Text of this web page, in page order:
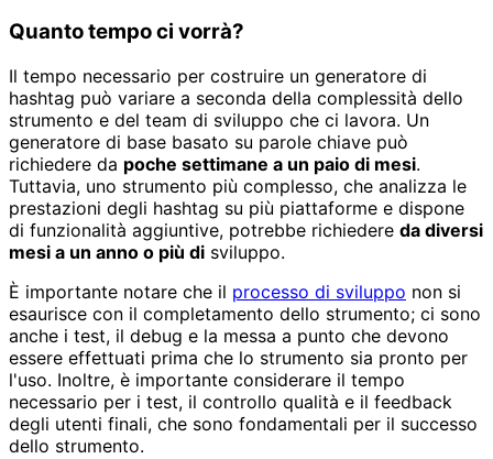
Quanto tempo ci vorrà?
Il tempo necessario per costruire un generatore di
hashtag può variare a seconda della complessità dello
strumento e del team di sviluppo che ci lavora. Un
generatore di base basato su parole chiave può
richiedere da poche settimane a un paio di mesi.
Tuttavia, uno strumento più complesso, che analizza le
prestazioni degli hashtag su più piattaforme e dispone
di funzionalità aggiuntive, potrebbe richiedere da diversi
mesi a un anno o più di sviluppo.
È importante notare che il processo di sviluppo non si
esaurisce con il completamento dello strumento; ci sono
anche i test, il debug e la messa a punto che devono
essere effettuati prima che lo strumento sia pronto per
l'uso. Inoltre, è importante considerare il tempo
necessario per i test, il controllo qualità e il feedback
degli utenti finali, che sono fondamentali per il successo
dello strumento.